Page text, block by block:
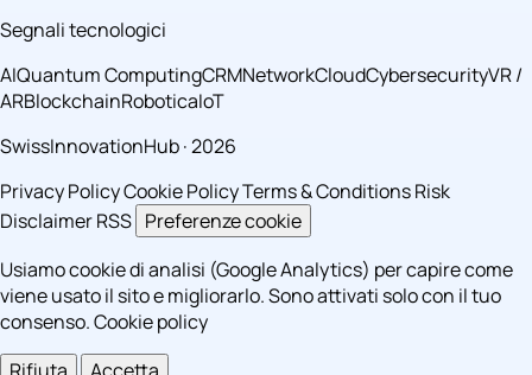
Segnali tecnologici
AIQuantum ComputingCRMNetworkCloudCybersecurityVR /
ARBlockchainRoboticaIoT
SwissInnovationHub · 2026
Privacy PolicyCookie PolicyTerms & ConditionsRisk
DisclaimerRSS Preferenze cookie
Usiamo cookie di analisi (Google Analytics) per capire come
viene usato il sito e migliorarlo. Sono attivati solo con il tuo
consenso.Cookie policy